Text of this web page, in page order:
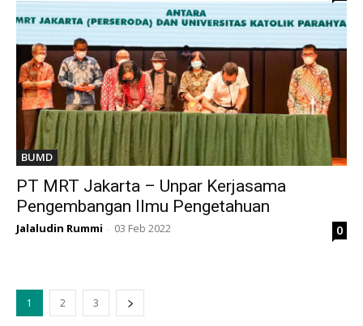
BUMD
PT MRT Jakarta – Unpar Kerjasama
Pengembangan Ilmu Pengetahuan
Jalaludin Rummi - 03 Feb 2022 0
1 2 3